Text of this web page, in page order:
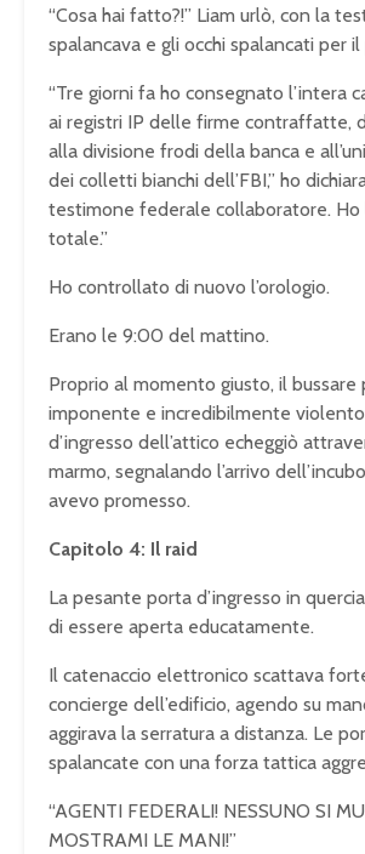
“Cosa hai fatto?!” Liam urlò, con la
spalancava e gli occhi spalancati per
“Tre giorni fa ho consegnato l’intera
ai registri IP delle firme contraffatte,
alla divisione frodi della banca e
dei colletti bianchi dell’FBI,” ho
testimone federale collaboratore. Ho
totale.”
Ho controllato di nuovo l’orologio.
Erano le 9:00 del mattino.
Proprio al momento giusto, il bussare
imponente e incredibilmente
d’ingresso dell’attico echeggiò
marmo, segnalando l’arrivo
avevo promesso.
Capitolo 4: Il raid
La pesante porta d’ingresso in
di essere aperta educatamente.
Il catenaccio elettronico scattava
concierge dell’edificio, agendo su
aggirava la serratura a distanza. Le
spalancate con una forza tattica
“AGENTI FEDERALI! NESSUNO SI
MOSTRAMI LE MANI!”